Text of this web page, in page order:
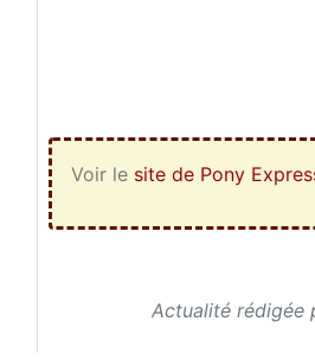
Voir le site de Pony
Actualité rédigée